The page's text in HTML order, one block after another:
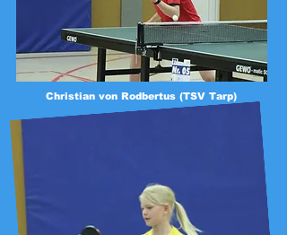
Christian von Rodbertus (TSV Tarp)